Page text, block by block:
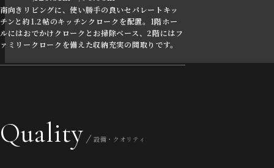
南向きリビングに、使い勝手の良いセパレートキッ
チンと約1.2帖のキッチンクロークを配置。1階ホー
ルにはおでかけクロークとお掃除ベース、2階にはフ
ァミリークロークを備えた収納充実の間取りです。
Quality 設備・クオリティ